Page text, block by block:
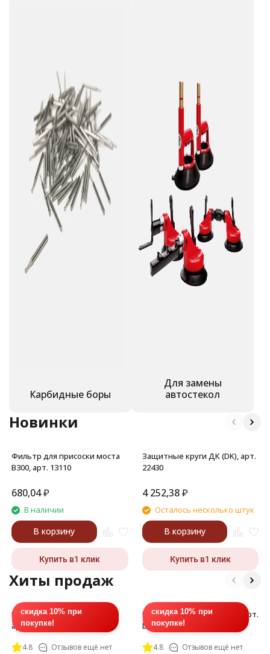
Карбидные боры
Для замены
автостекол
Новинки
Фильтр для присоски моста
В300, арт. 13110
680,04₽
В наличии
В корзину
Купить в1 клик
Защитные круги ДК (DK), арт.
22430
4 252,38 ₽
Осталось несколько штук
В корзину
Купить в1 клик
Хиты продаж
скидка 10% при
покупке!
Полимер ДМ (DM), 217, 1 л,
арт. DM-020L-217
4.8 Отзывов ещё нет
скидка 10% при
покупке!
Полимер ДМ (DM) 219, 1 л, арт.
DM-010L-219
4.8 Отзывов ещё нет